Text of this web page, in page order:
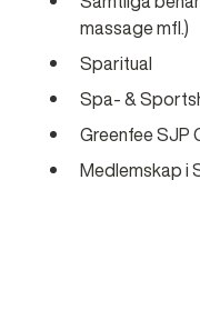
massage mfl.)
Sparitual
Spa- &
Greenfee SJP
Medlemskap i